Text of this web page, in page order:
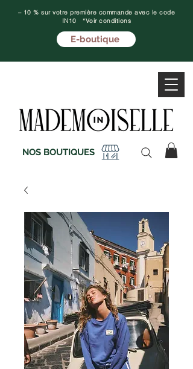
– 10 % sur votre première commande avec le code
IN10 *Voir conditions
E-boutique
NOS BOUTIQUES